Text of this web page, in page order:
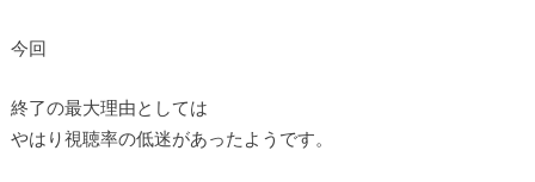
今回
終了の最大理由としては
やはり視聴率の低迷があったようです。